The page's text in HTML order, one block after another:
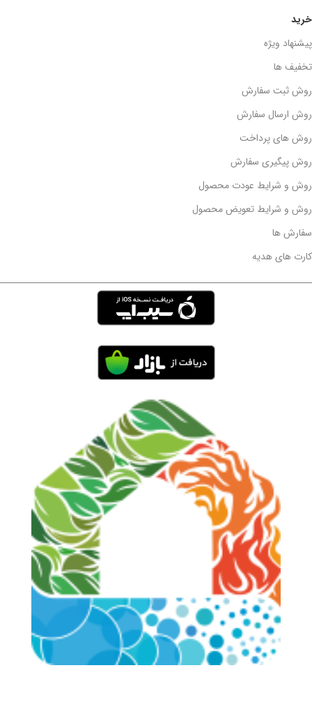
خرید
پیشنهاد ویژه
تخفیف ها
روش ثبت سفارش
روش ارسال سفارش
روش های پرداخت
روش پیگیری سفارش
روش و شرایط عودت محصول
روش و شرایط تعویض محصول
سفارش ها
کارت های هدیه